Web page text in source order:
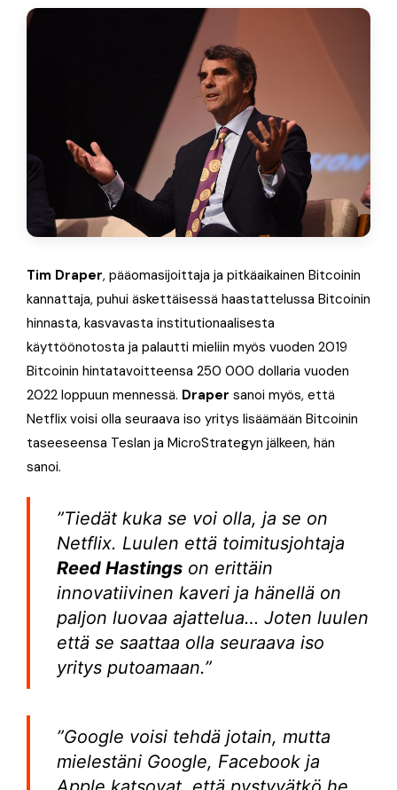
Tim Draper, pääomasijoittaja ja pitkäaikainen Bitcoinin
kannattaja, puhui äskettäisessä haastattelussa Bitcoinin
hinnasta, kasvavasta institutionaalisesta
käyttöönotosta ja palautti mieliin myös vuoden 2019
Bitcoinin hintatavoitteensa 250 000 dollaria vuoden
2022 loppuun mennessä. Draper sanoi myös, että
Netflix voisi olla seuraava iso yritys lisäämään Bitcoinin
taseeseensa Teslan ja MicroStrategyn jälkeen, hän
sanoi.
”Tiedät kuka se voi olla, ja se on
Netflix. Luulen että toimitusjohtaja
Reed Hastings on erittäin
innovatiivinen kaveri ja hänellä on
paljon luovaa ajattelua… Joten luulen
että se saattaa olla seuraava iso
yritys putoamaan.”
”Google voisi tehdä jotain, mutta
mielestäni Google, Facebook ja